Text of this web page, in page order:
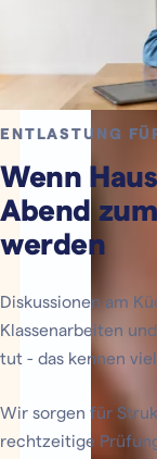
ENTLASTUNG
Wenn
Abend
werden
Diskussionen am
Klassenarbeiten
tut - das kennen
Wir sorgen für
rechtzeitige